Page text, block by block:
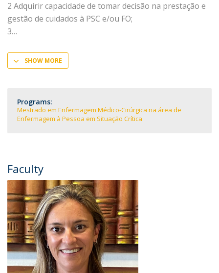
2 Adquirir capacidade de tomar decisão na prestação e
gestão de cuidados à PSC e/ou FO;
3
SHOW MORE
Programs:
Mestrado em Enfermagem Médico-Cirúrgica na área de
Enfermagem à Pessoa em Situação Crítica
Faculty